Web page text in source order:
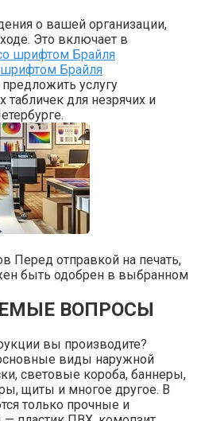
о вашей организации,
Это включает в
шрифтом Брайля
услугу
табличек для незрячих и
Перед отправкой на печать,
быть одобрен в выбранном
ВОПРОСЫ
вы производите?
виды наружной
световые короба, баннеры,
щиты и многое другое. В
только прочные и